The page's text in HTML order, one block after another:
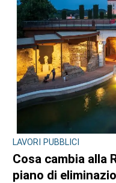
LAVORI PUBBLICI
Cosa cambia alla
piano di